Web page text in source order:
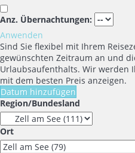
Anz. Übernachtungen:
Anwenden
Sind Sie flexibel mit Ihrem
gewünschten Zeitraum an und
Urlaubsaufenthalts. Wir werden
mit dem besten Preis anzeigen.
Datum hinzufügen
Region/Bundesland
Ort